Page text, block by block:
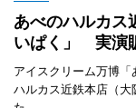
あべのハルカス
いぱく」 実演
アイスクリーム万博
ハルカス近鉄本店（